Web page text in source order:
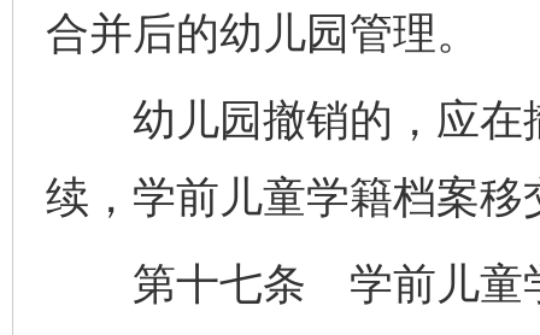
合并后的幼儿园管理。
幼儿园撤销的，应在
续，学前儿童学籍档案
第十七条 学前儿童学